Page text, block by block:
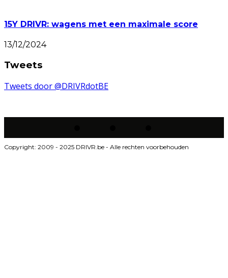
15Y DRIVR: wagens met een maximale score
13/12/2024
Tweets
Tweets door @DRIVRdotBE
Copyright: 2009 - 2025 DRIVR.be - Alle rechten voorbehouden